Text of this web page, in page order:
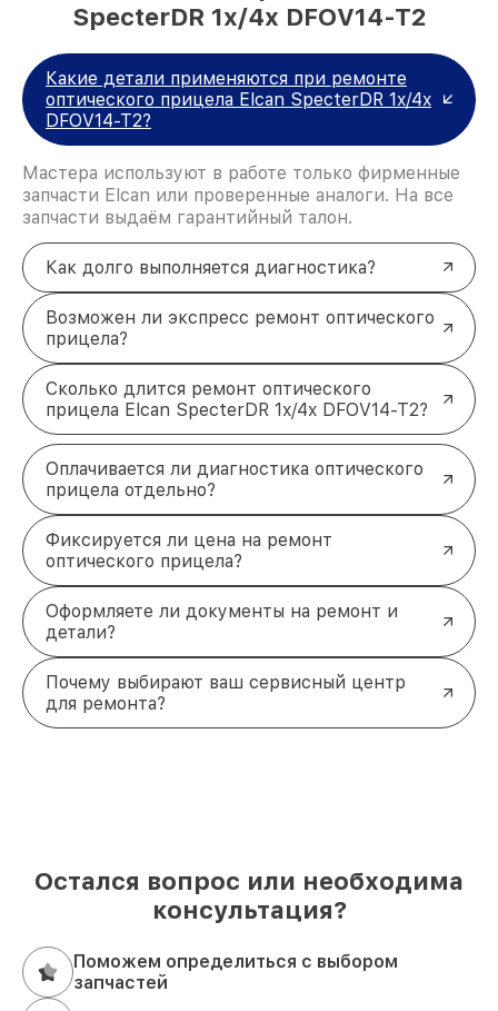
SpecterDR 1x/4x DFOV14-T2
Какие детали применяются при ремонте
оптического прицела Elcan SpecterDR 1x/4x
DFOV14-T2?
Мастера используют в работе только фирменные
запчасти Elcan или проверенные аналоги. На все
запчасти выдаём гарантийный талон.
Как долго выполняется диагностика?
Возможен ли экспресс ремонт оптического
прицела?
Сколько длится ремонт оптического
прицела Elcan SpecterDR 1x/4x DFOV14-T2?
Оплачивается ли диагностика оптического
прицела отдельно?
Фиксируется ли цена на ремонт
оптического прицела?
Оформляете ли документы на ремонт и
детали?
Почему выбирают ваш сервисный центр
для ремонта?
Остался вопрос или необходима
консультация?
Поможем определиться с выбором
запчастей